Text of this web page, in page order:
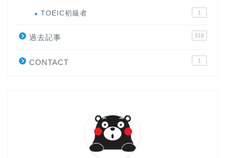
TOEIC初級者 1
過去記事 519
CONTACT 1
大学入試英語対策講座
英語名言・格言・カッコい
い英語＆素敵な英文フレー